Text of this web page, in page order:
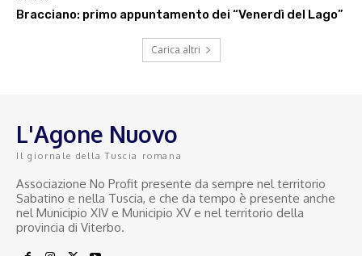
Bracciano: primo appuntamento dei “Venerdì del Lago”
Carica altri
L'Agone Nuovo
Il giornale della Tuscia romana
Associazione No Profit presente da sempre nel territorio
Sabatino e nella Tuscia, e che da tempo è presente anche
nel Municipio XIV e Municipio XV e nel territorio della
provincia di Viterbo.